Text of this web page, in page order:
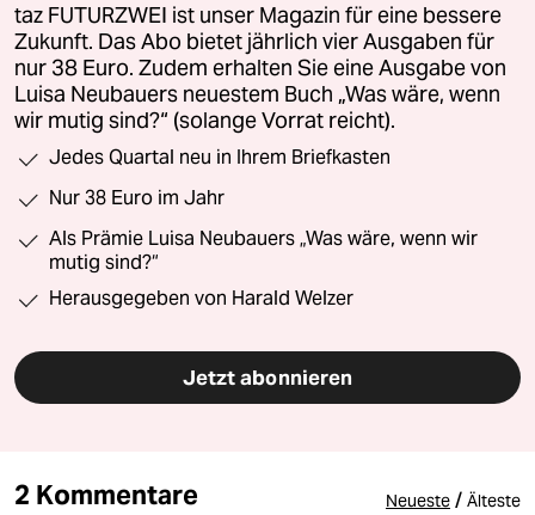
taz FUTURZWEI ist unser Magazin für eine bessere
Zukunft. Das Abo bietet jährlich vier Ausgaben für
nur 38 Euro. Zudem erhalten Sie eine Ausgabe von
Luisa Neubauers neuestem Buch „Was wäre, wenn
wir mutig sind?“ (solange Vorrat reicht).
Jedes Quartal neu in Ihrem Briefkasten
Nur 38 Euro im Jahr
Als Prämie Luisa Neubauers „Was wäre, wenn wir
mutig sind?“
Herausgegeben von Harald Welzer
Jetzt abonnieren
2 Kommentare Neueste / Älteste